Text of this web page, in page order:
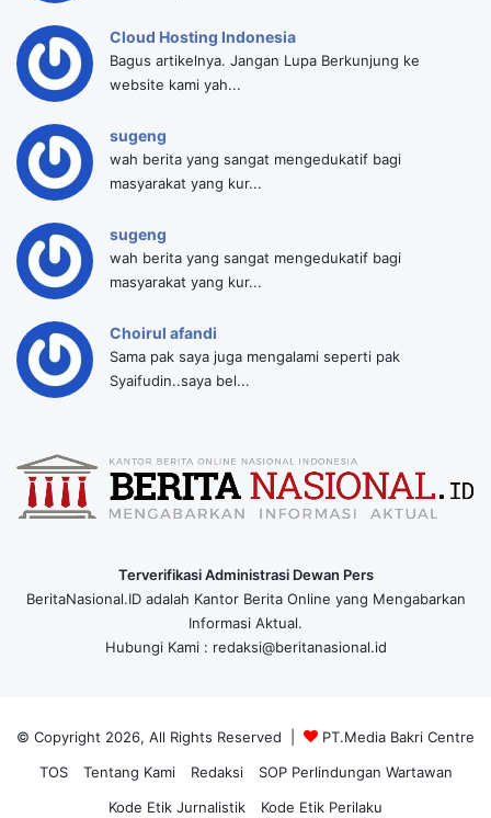
Cloud Hosting Indonesia
Bagus artikelnya. Jangan Lupa Berkunjung ke
website kami yah...
sugeng
wah berita yang sangat mengedukatif bagi
masyarakat yang kur...
sugeng
wah berita yang sangat mengedukatif bagi
masyarakat yang kur...
Choirul afandi
Sama pak saya juga mengalami seperti pak
Syaifudin..saya bel...
Terverifikasi Administrasi Dewan Pers
BeritaNasional.ID adalah Kantor Berita Online yang Mengabarkan
Informasi Aktual.
Hubungi Kami : redaksi@beritanasional.id
© Copyright 2026, All Rights Reserved |
PT.Media Bakri Centre
TOS
Tentang Kami Redaksi
SOP Perlindungan Wartawan
Kode Etik Jurnalistik
Kode Etik Perilaku